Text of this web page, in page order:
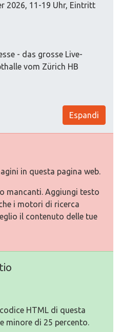
2026, 11-19 Uhr, Eintritt
- das grosse Live-
vom Zürich HB
Espandi
in questa pagina web.
mancanti. Aggiungi testo
i motori di ricerca
il contenuto delle tue
HTML di questa
minore di 25 percento.